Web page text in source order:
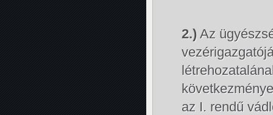
2.) Az
az I. rendű